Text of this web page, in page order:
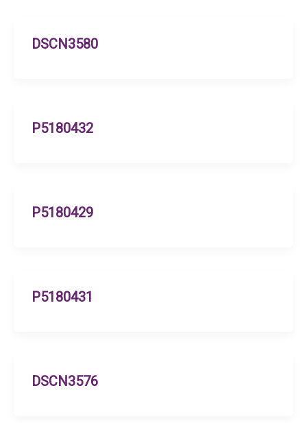
DSCN3580
P5180432
P5180429
P5180431
DSCN3576